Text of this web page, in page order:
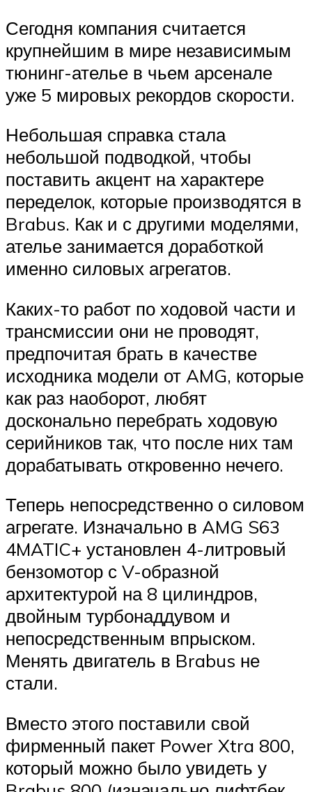
Сегодня компания считается
крупнейшим в мире независимым
тюнинг-ателье в чьем арсенале
уже 5 мировых рекордов скорости.
Небольшая справка стала
небольшой подводкой, чтобы
поставить акцент на характере
переделок, которые производятся в
Brabus. Как и с другими моделями,
ателье занимается доработкой
именно силовых агрегатов.
Каких-то работ по ходовой части и
трансмиссии они не проводят,
предпочитая брать в качестве
исходника модели от AMG, которые
как раз наоборот, любят
досконально перебрать ходовую
серийников так, что после них там
дорабатывать откровенно нечего.
Теперь непосредственно о силовом
агрегате. Изначально в AMG S63
4MATIC+ установлен 4-литровый
бензомотор с V-образной
архитектурой на 8 цилиндров,
двойным турбонаддувом и
непосредственным впрыском.
Менять двигатель в Brabus не
стали.
Вместо этого поставили свой
фирменный пакет Power Xtra 800,
который можно было увидеть у